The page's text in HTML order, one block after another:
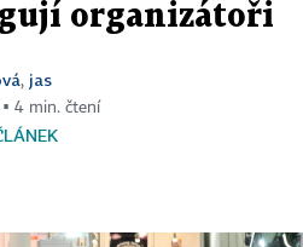
organizátoři
, jas
▪ 4 min. čtení